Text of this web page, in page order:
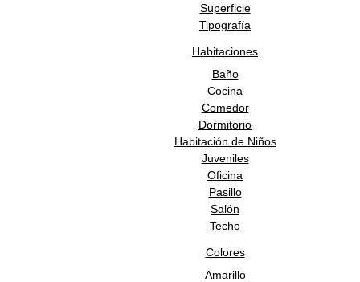
Superficie
Tipografía
Habitaciones
Baño
Cocina
Comedor
Dormitorio
Habitación de Niños
Juveniles
Oficina
Pasillo
Salón
Techo
Colores
Amarillo